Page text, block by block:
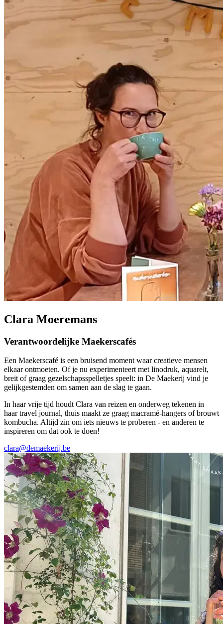
Clara Moeremans
Verantwoordelijke Maekerscafés
Een Maekerscafé is een bruisend moment waar creatieve mensen
elkaar ontmoeten. Of je nu experimenteert met linodruk, aquarelt,
breit of graag gezelschapsspelletjes speelt: in De Maekerij vind je
gelijkgestemden om samen aan de slag te gaan.
In haar vrije tijd houdt Clara van reizen en onderweg tekenen in
haar travel journal, thuis maakt ze graag macramé-hangers of brouwt
kombucha. Altijd zin om iets nieuws te proberen - en anderen te
inspireren om dat ook te doen!
clara@demaekerij.be